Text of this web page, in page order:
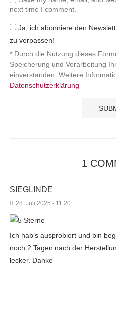
next time I comment.
Ja, ich abonniere den
zu verpassen!
* Durch die Nutzung dieses
Speicherung und Verarbeitung
einverstanden. Weitere
Datenschutzerklärung
1
SIEGLINDE
28. Juli 2025 - 11:20
Ich hab’s ausprobiert und bin
noch 2 Tagen nach der
lecker. Danke